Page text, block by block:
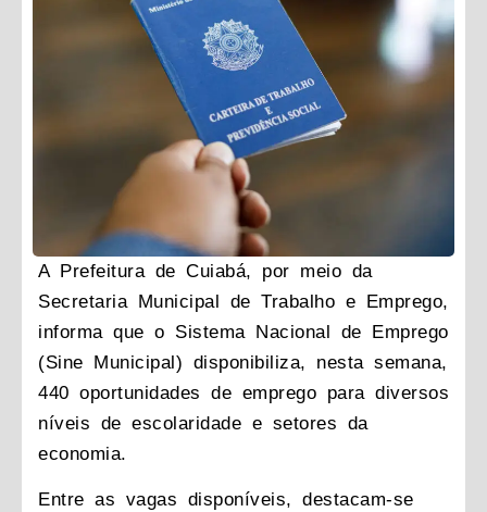
A Prefeitura de Cuiabá, por meio da
Secretaria Municipal de Trabalho e Emprego,
informa que o Sistema Nacional de Emprego
(Sine Municipal) disponibiliza, nesta semana,
440 oportunidades de emprego para diversos
níveis de escolaridade e setores da
economia.
Entre as vagas disponíveis, destacam-se